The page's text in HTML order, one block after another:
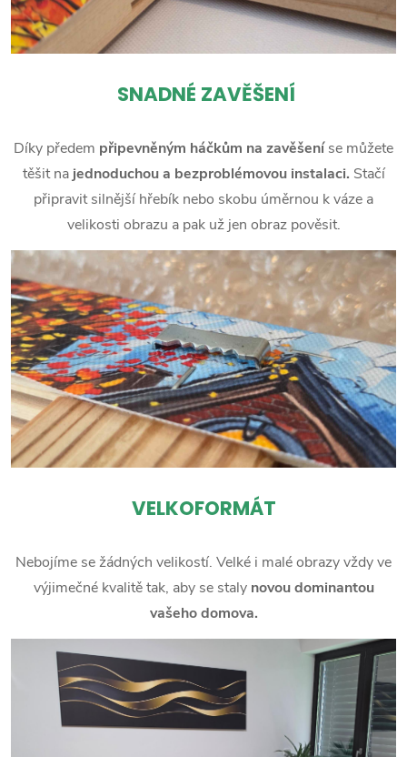
SNADNÉ ZAVĚŠENÍ
Díky předem připevněným háčkům na zavěšeníse můžete
těšit na jednoduchou a bezproblémovou instalaci. Stačí
připravit silnější hřebík nebo skobu úměrnou k váze a
velikosti obrazu a pak už jen obraz pověsit.
VELKOFORMÁT
Nebojíme se žádných velikostí. Velké i malé obrazy vždy ve
výjimečné kvalitě tak, aby se staly novou dominantou
vašeho domova.